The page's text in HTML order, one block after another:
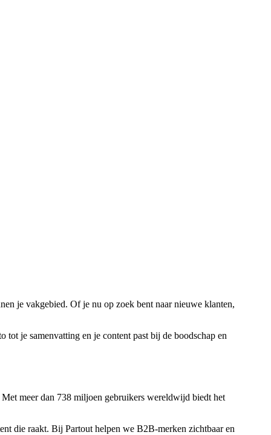
je vakgebied. Of je nu op zoek bent naar nieuwe klanten,
je samenvatting en je content past bij de boodschap en
meer dan 738 miljoen gebruikers wereldwijd biedt het
die raakt. Bij Partout helpen we B2B-merken zichtbaar en